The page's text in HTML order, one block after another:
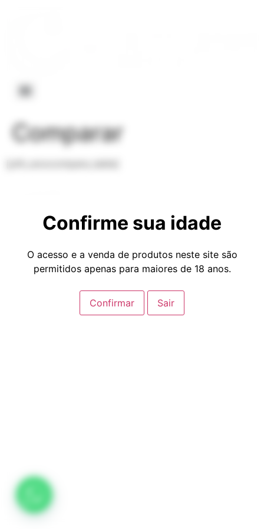
Comparar
Todos os direitos reservados
Confirme sua idade
O acesso e a venda de produtos neste site são
permitidos apenas para maiores de 18 anos.
Confirmar Sair